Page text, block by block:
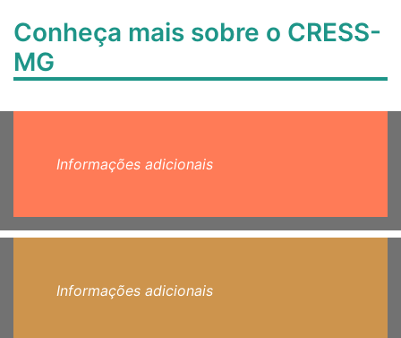
Conheça mais sobre o CRESS-
MG
Informações adicionais
Informações adicionais